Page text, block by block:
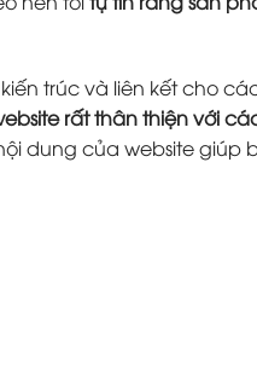
trúc và liên kết cho
rất thân thiện với
dung của website giúp